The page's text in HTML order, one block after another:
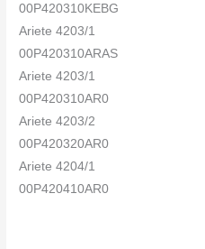
00P420310KEBG
Ariete 4203/1
00P420310ARAS
Ariete 4203/1
00P420310AR0
Ariete 4203/2
00P420320AR0
Ariete 4204/1
00P420410AR0